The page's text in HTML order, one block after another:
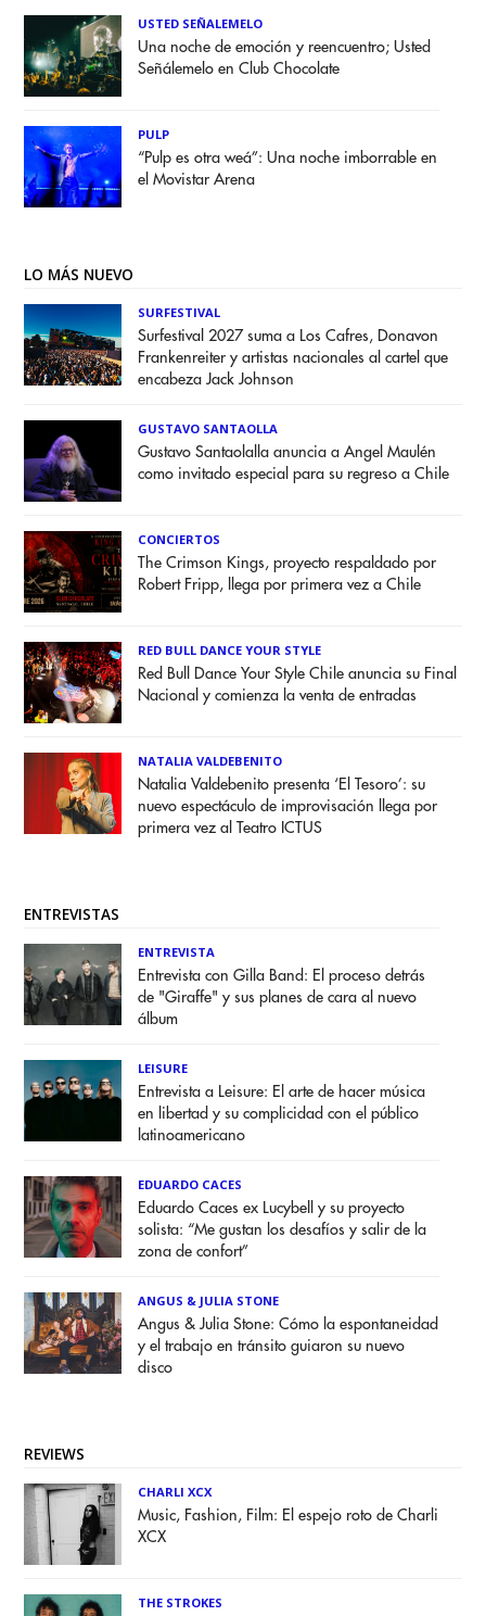
USTED SEÑALEMELO
Una noche de emoción y reencuentro; Usted
Señálemelo en Club Chocolate
PULP
“Pulp es otra weá”: Una noche imborrable en
el Movistar Arena
LO MÁS NUEVO
SURFESTIVAL
Surfestival 2027 suma a Los Cafres, Donavon
Frankenreiter y artistas nacionales al cartel que
encabeza Jack Johnson
GUSTAVO SANTAOLLA
Gustavo Santaolalla anuncia a Angel Maulén
como invitado especial para su regreso a Chile
CONCIERTOS
The Crimson Kings, proyecto respaldado por
Robert Fripp, llega por primera vez a Chile
RED BULL DANCE YOUR STYLE
Red Bull Dance Your Style Chile anuncia su Final
Nacional y comienza la venta de entradas
NATALIA VALDEBENITO
Natalia Valdebenito presenta ‘El Tesoro’: su
nuevo espectáculo de improvisación llega por
primera vez al Teatro ICTUS
ENTREVISTAS
ENTREVISTA
Entrevista con Gilla Band: El proceso detrás
de "Giraffe" y sus planes de cara al nuevo
álbum
LEISURE
Entrevista a Leisure: El arte de hacer música
en libertad y su complicidad con el público
latinoamericano
EDUARDO CACES
Eduardo Caces ex Lucybell y su proyecto
solista: “Me gustan los desafíos y salir de la
zona de confort”
ANGUS & JULIA STONE
Angus & Julia Stone: Cómo la espontaneidad
y el trabajo en tránsito guiaron su nuevo
disco
REVIEWS
CHARLI XCX
Music, Fashion, Film: El espejo roto de Charli
XCX
THE STROKES